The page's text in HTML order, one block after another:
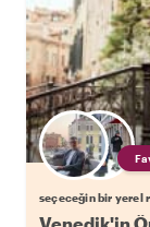
seçeceğin bir yerel